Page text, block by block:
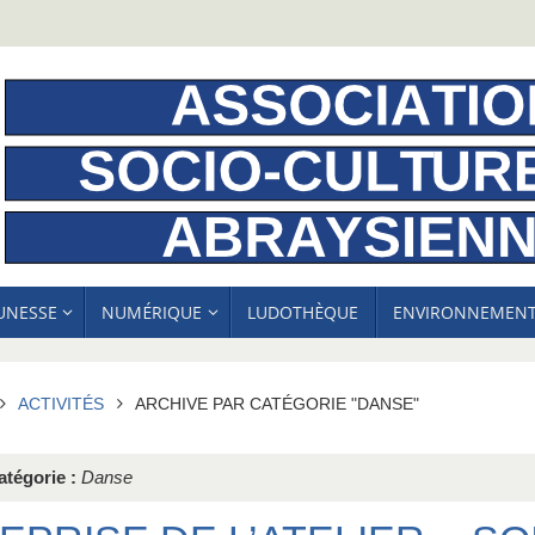
NUMÉRIQUE LUDOTHÈQUE
ACCUEIL
ACTIVITÉS ARCHIVE PAR CATÉGORIE "DANSE"
: Danse